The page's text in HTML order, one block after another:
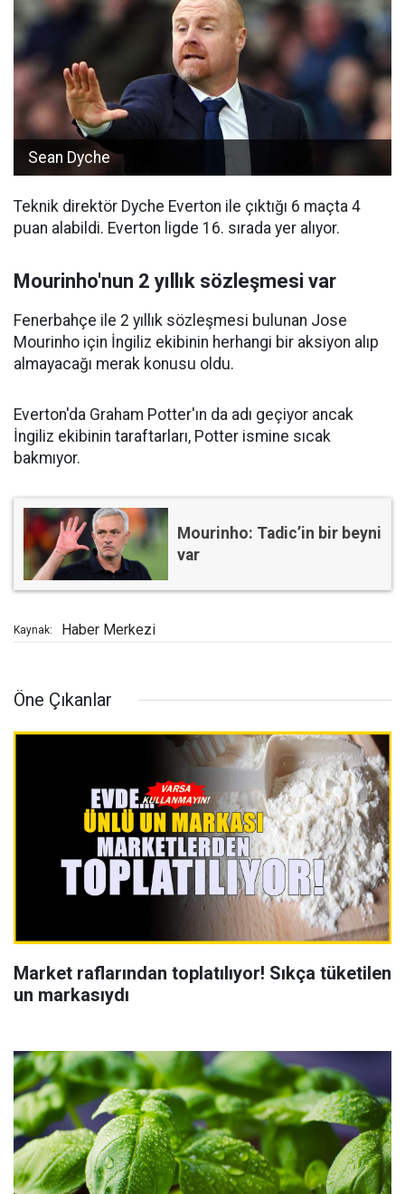
Sean Dyche
Teknik direktör Dyche Everton ile çıktığı 6 maçta 4
puan alabildi. Everton ligde 16. sırada yer alıyor.
Mourinho'nun 2 yıllık sözleşmesi var
Fenerbahçe ile 2 yıllık sözleşmesi bulunan Jose
Mourinho için İngiliz ekibinin herhangi bir aksiyon alıp
almayacağı merak konusu oldu.
Everton'da Graham Potter'ın da adı geçiyor ancak
İngiliz ekibinin taraftarları, Potter ismine sıcak
bakmıyor.
Mourinho: Tadic’in bir beyni
var
Kaynak: Haber Merkezi
Öne Çıkanlar
Market raflarından toplatılıyor! Sıkça tüketilen
un markasıydı